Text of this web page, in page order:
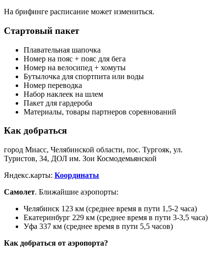
На брифинге расписание может измениться.
Стартовый пакет
Плавательная шапочка
Номер на пояс + пояс для бега
Номер на велосипед + хомуты
Бутылочка для спортпита или воды
Номер переводка
Набор наклеек на шлем
Пакет для гардероба
Материалы, товары партнеров соревнований
Как добраться
город Миасс, Челябинской области, пос. Тургояк, ул.
Туристов, 34, ДОЛ им. Зои Космодемьянской
Яндекс.карты: Координаты
Самолет. Ближайшие аэропорты:
Челябинск 123 км (среднее время в пути 1,5-2 часа)
Екатеринбург 229 км (среднее время в пути 3-3,5 часа)
Уфа 337 км (среднее время в пути 5,5 часов)
Как добраться от аэропорта?